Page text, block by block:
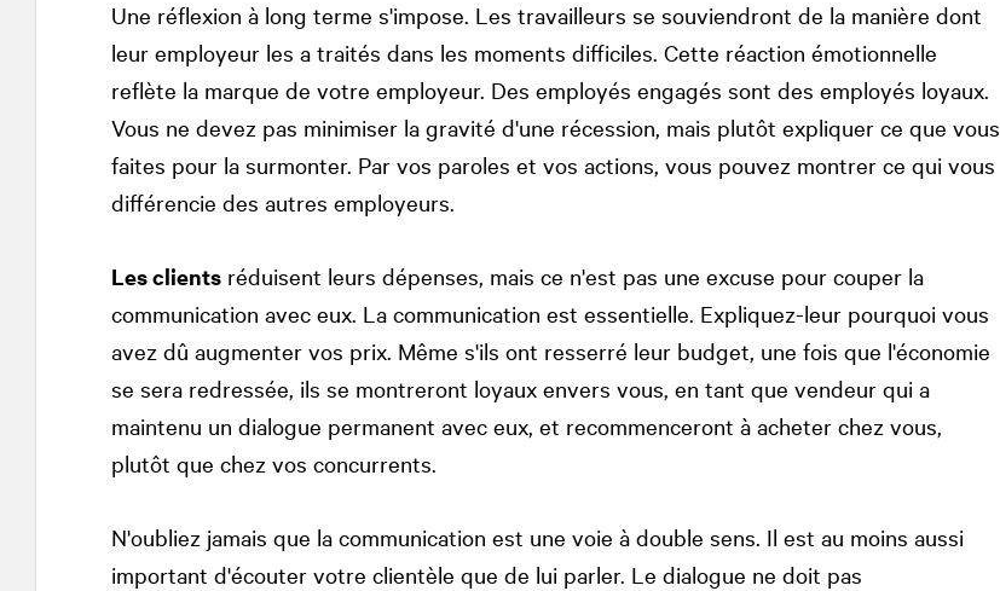
Une réflexion à long terme s'impose. Les travailleurs se souviendront de la manière dont
leur employeur les a traités dans les moments difficiles. Cette réaction émotionnelle
reflète la marque de votre employeur. Des employés engagés sont des employés loyaux.
Vous ne devez pas minimiser la gravité d'une récession, mais plutôt expliquer ce que vous
faites pour la surmonter. Par vos paroles et vos actions, vous pouvez montrer ce qui vous
différencie des autres employeurs.
Les clientsréduisent leurs dépenses, mais ce n'est pas une excuse pour couper la
communication avec eux. La communication est essentielle. Expliquez-leur pourquoi vous
avez dû augmenter vos prix. Même s'ils ont resserré leur budget, une fois que l'économie
se sera redressée, ils se montreront loyaux envers vous, en tant que vendeur qui a
maintenu un dialogue permanent avec eux, et recommenceront à acheter chez vous,
plutôt que chez vos concurrents.
N'oubliez jamais que la communication est une voie à double sens. Il est au moins aussi
important d'écouter votre clientèle que de lui parler. Le dialogue ne doit pas